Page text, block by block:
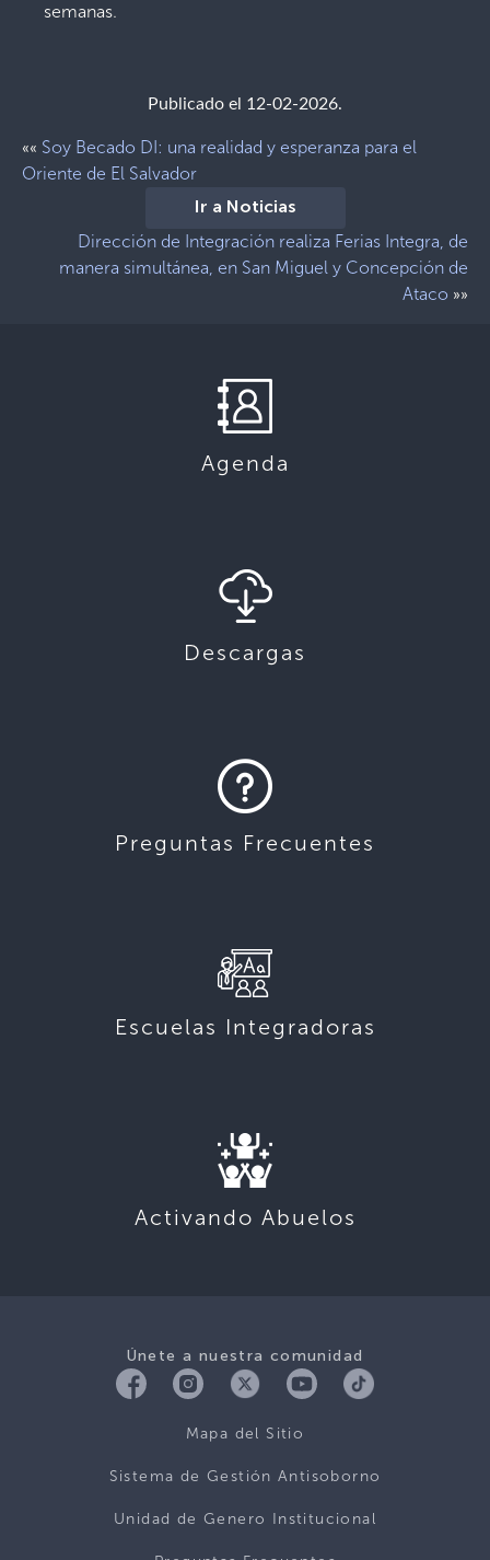
semanas.
Publicado el 12-02-2026.
«« Soy Becado DI: una realidad y esperanza para el
Oriente de El Salvador
Ir a Noticias
Dirección de Integración realiza Ferias Integra, de
manera simultánea, en San Miguel y Concepción de
Ataco »»
Agenda
Descargas
Preguntas Frecuentes
Escuelas Integradoras
Activando Abuelos
Únete a nuestra comunidad
Mapa del Sitio
Sistema de Gestión Antisoborno
Unidad de Genero Institucional